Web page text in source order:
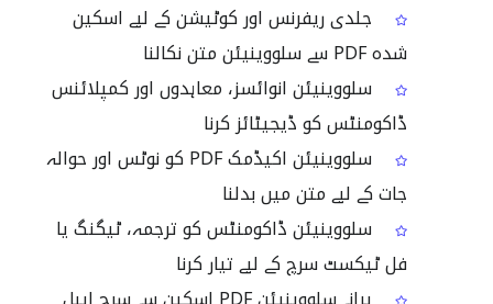
جلدی ریفرنس اور کوٹیشن کے لیے اسکین
شدہ PDF سے سلووینیئن متن نکالنا
سلووینیئن انوائسز، معاہدوں اور کمپلائنس
ڈاکومنٹس کو ڈیجیٹائز کرنا
سلووینیئن اکیڈمک PDF کو نوٹس اور حوالہ
جات کے لیے متن میں بدلنا
سلووینیئن ڈاکومنٹس کو ترجمہ، ٹیگنگ یا
فل ٹیکسٹ سرچ کے لیے تیار کرنا